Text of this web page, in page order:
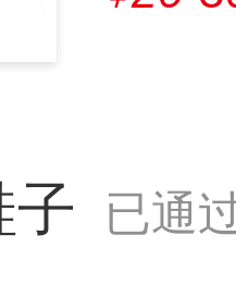
子 已通